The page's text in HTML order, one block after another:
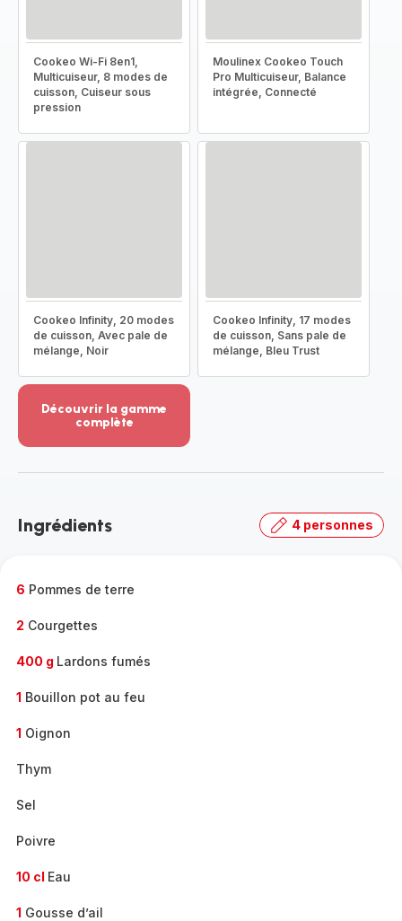
Cookeo Wi-Fi 8en1,
Multicuiseur, 8 modes de
cuisson, Cuiseur sous
pression
Moulinex Cookeo Touch
Pro Multicuiseur, Balance
intégrée, Connecté
Cookeo Infinity, 20 modes
de cuisson, Avec pale de
mélange, Noir
Cookeo Infinity, 17 modes
de cuisson, Sans pale de
mélange, Bleu Trust
Découvrir la gamme
complète
-
gamme
Ingrédients 4 personnes
6 Pommes de terre
2 Courgettes
400 g Lardons fumés
1 Bouillon pot au feu
1 Oignon
Thym
Sel
Poivre
10 cl Eau
1 Gousse d’ail